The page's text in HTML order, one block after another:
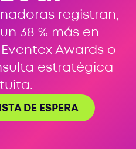
registran,
38 % más en
Awards o
estratégica
DE ESPERA